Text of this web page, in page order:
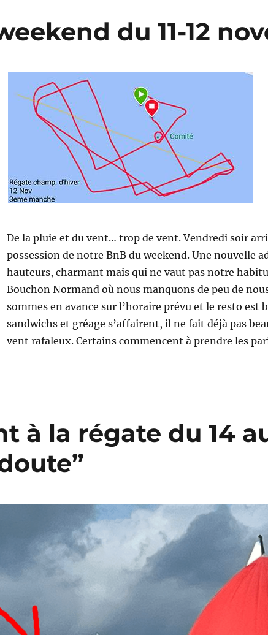
du 11-12
De la pluie et du vent… trop de vent. Vendredi soir
possession de notre BnB du weekend. Une nouvelle
hauteurs, charmant mais qui ne vaut pas notre
Bouchon Normand où nous manquons de peu de
sommes en avance sur l’horaire prévu et le resto est
sandwichs et gréage s’affairent, il ne fait déjà pas
vent rafaleux. Certains commencent à prendre les
à la régate du 14